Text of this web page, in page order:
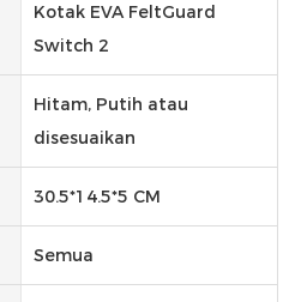
Kotak EVA FeltGuard
Switch 2
Hitam, Putih atau
disesuaikan
30.5*14.5*5 CM
Semua